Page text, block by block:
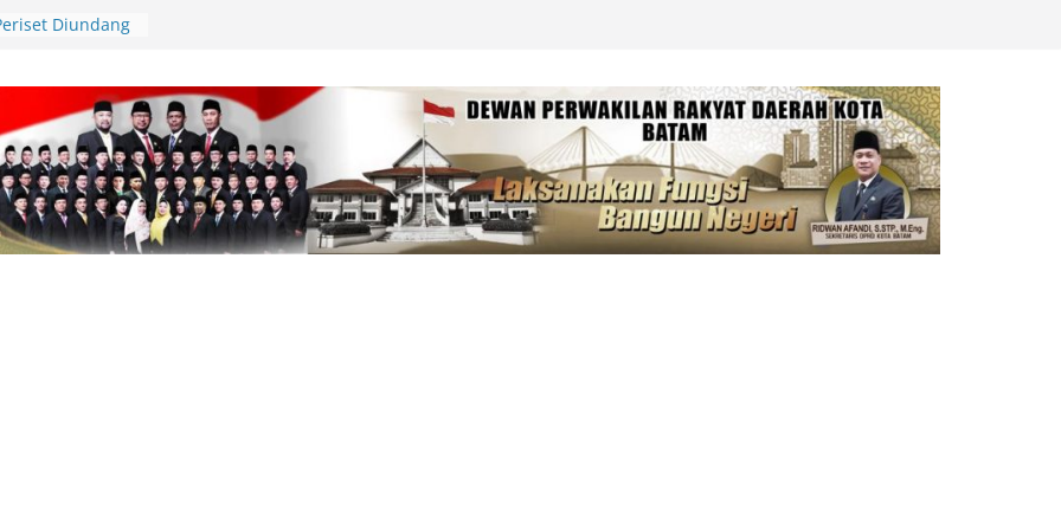
Tabib, Dorong
Diundang
Riset di Istana
Daerah
Kira, Data Harus
Wali Kota Lis
Langsung
Kerb Jalan